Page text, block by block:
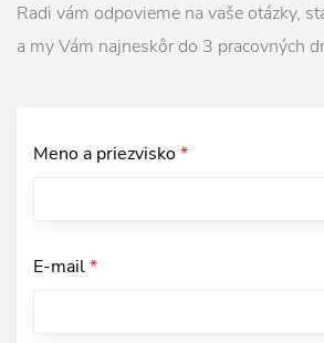
Radi vám odpovieme na vaše otázky,
a my Vám najneskôr do 3 pracovných
Meno a priezvisko*
E-mail*